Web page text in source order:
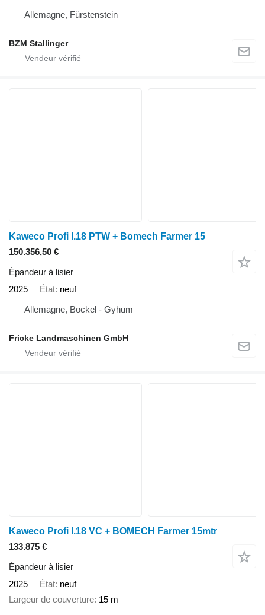
Allemagne, Fürstenstein
BZM Stallinger
Kaweco Profi I.18 PTW + Bomech Farmer 15
150.356,50 €
Épandeur à lisier
2025
État neuf
Allemagne, Bockel - Gyhum
Fricke Landmaschinen GmbH
Kaweco Profi I.18 VC + BOMECH Farmer 15mtr
133.875 €
Épandeur à lisier
2025
État neuf
Largeur de couverture 15 m